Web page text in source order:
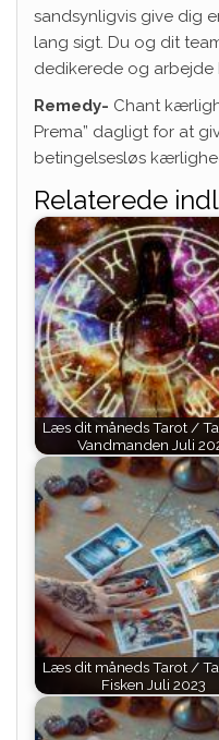
sandsynligvis give dig
lang sigt. Du og dit
dedikerede og arbejde
Remedy- Chant
Prema” dagligt for at
betingelsesløs
Relaterede
Læs dit måneds Tarot /
Vandmanden Juli
Læs dit måneds Tarot /
Fisken Juli 2023